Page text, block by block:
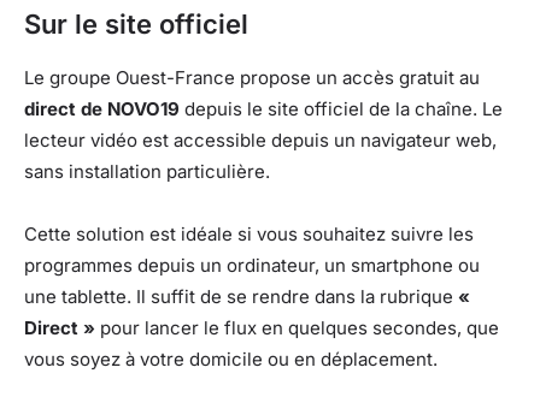
Sur le site officiel
Le groupe Ouest-France propose un accès gratuit au
direct de NOVO19 depuis le site officiel de la chaîne. Le
lecteur vidéo est accessible depuis un navigateur web,
sans installation particulière.
Cette solution est idéale si vous souhaitez suivre les
programmes depuis un ordinateur, un smartphone ou
une tablette. Il suffit de se rendre dans la rubrique «
Direct » pour lancer le flux en quelques secondes, que
vous soyez à votre domicile ou en déplacement.